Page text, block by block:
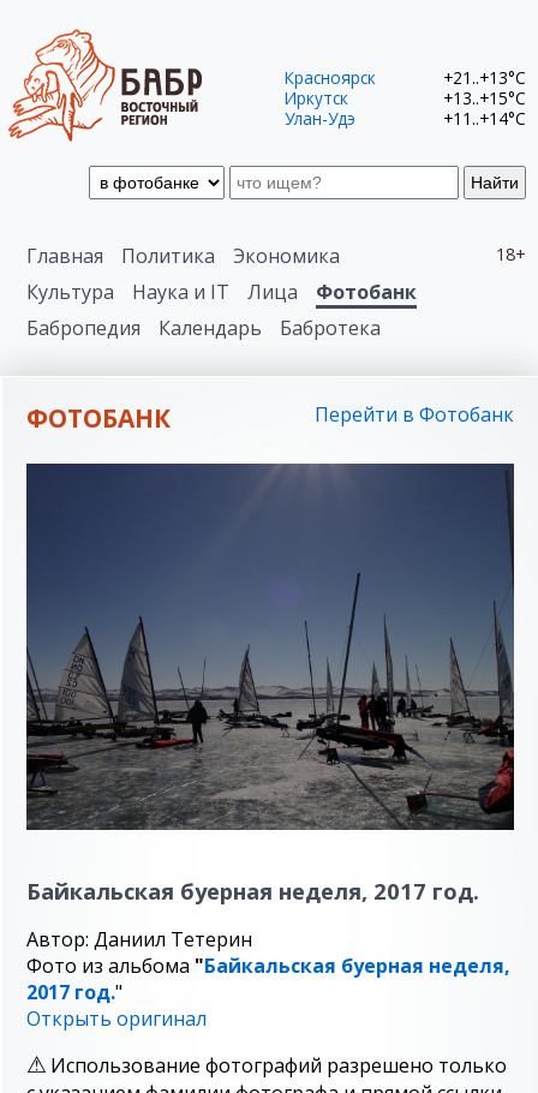
Найти
Красноярск
+21..+13°C
Иркутск
+13..+15°C
Улан-Удэ
+11..+14°C
18+
Главная Политика
Экономика
Культура
Наука и IT Лица
Фотобанк
Бабропедия
Календарь Бабротека
ФОТОБАНК Перейти в Фотобанк
Байкальская буерная неделя, 2017 год.
Автор: Даниил Тетерин
Фото из альбома "Байкальская буерная неделя,
2017 год."
Открыть оригинал
Использование фотографий разрешено только